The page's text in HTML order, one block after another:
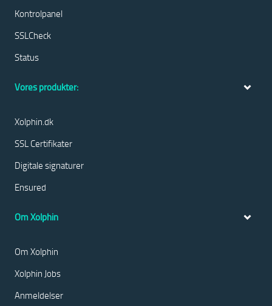
Kontrolpanel
SSLCheck
Status
Vores produkter:
Xolphin.dk
SSL Certifikater
Digitale signaturer
Ensured
Om Xolphin
Om Xolphin
Xolphin Jobs
Anmeldelser